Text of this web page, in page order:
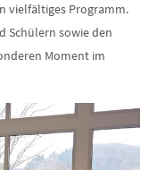
vielfältiges Programm.
Schülern sowie den
Moment im